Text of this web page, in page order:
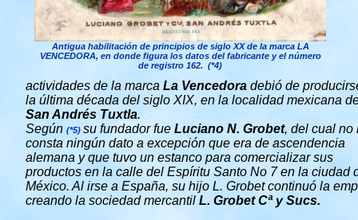
Antigua habilitación de principios de siglo XX de la marca LA
VENCEDORA, en donde figura los datos del fabricante y el número
de registro 162. (*4)
actividades de la marca La Vencedora debió de
la última década del siglo XIX, en la localidad mexicana
San Andrés Tuxtla.
Según (*5) su fundador fue Luciano N. Grobet, del cual no
consta ningún dato a excepción que era de ascendencia
alemana y que tuvo un estanco para comercializar sus
productos en la calle del Espíritu Santo No 7 en la ciudad
México. Al irse a España, su hijo L. Grobet continuó la
creando la sociedad mercantil L. Grobet Cª y Sucs.